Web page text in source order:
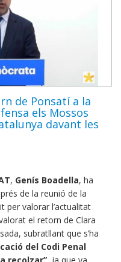
de Ponsatí a la
els Mossos
davant les
, Genís Boadella, ha
de la reunió de la
per valorar l’actualitat
el retorn de Clara
subratllant que s’ha
del Codi Penal